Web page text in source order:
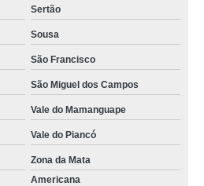
Sertão
Sousa
São Francisco
São Miguel dos Campos
Vale do Mamanguape
Vale do Piancó
Zona da Mata
Americana